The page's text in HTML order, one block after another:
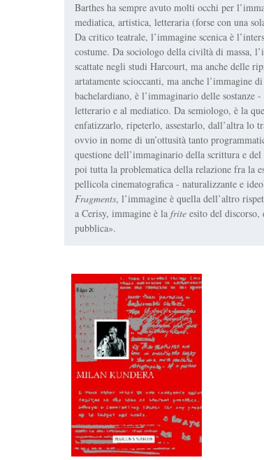
Barthes ha sempre avuto molti occhi per
mediatica, artistica, letteraria (forse con una
Da critico teatrale, l’immagine scenica è
costume. Da sociologo della civiltà di massa,
scattate negli studi Harcourt, ma anche delle
artatamente scioccanti, ma anche l’immagine
bachelardiano, è l’immaginario delle sostanze
letterario e al mediatico. Da semiologo, è la
enfatizzarlo, ripeterlo, assestarlo, dall’altra lo
ovvio in nome di un’ottusità tanto
questione dell’immaginario della scrittura e del
poi tutta la problematica della relazione fra la
pellicola cinematografica - naturalizzante e
Fragments, l’immagine è quella dell’altro
a Cerisy, immagine è la frite esito del
pubblica».